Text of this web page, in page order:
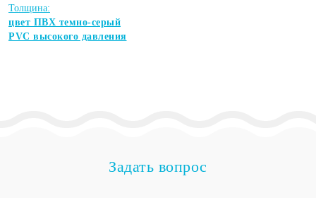
Толщина:
цвет ПВХ темно-серый
PVC высокого давления
Задать вопрос